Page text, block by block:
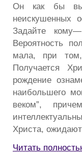
Он как бы
неискушенных
Задайте
Вероятность
мала, при
Получается
рождение
наибольшего
веком”,
Христа,
Читать